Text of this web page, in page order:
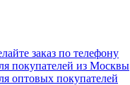
заказ по телефону
покупателей из Москвы
оптовых покупателей